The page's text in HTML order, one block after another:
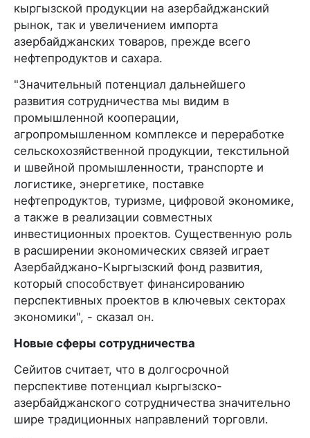
кыргызской продукции на азербайджанский
рынок, так и увеличением импорта
азербайджанских товаров, прежде всего
нефтепродуктов и сахара.
"Значительный потенциал дальнейшего
развития сотрудничества мы видим в
промышленной кооперации,
агропромышленном комплексе и переработке
сельскохозяйственной продукции, текстильной
и швейной промышленности, транспорте и
логистике, энергетике, поставке
нефтепродуктов, туризме, цифровой экономике,
а также в реализации совместных
инвестиционных проектов. Существенную роль
в расширении экономических связей играет
Азербайджано-Кыргызский фонд развития,
который способствует финансированию
перспективных проектов в ключевых секторах
экономики", - сказал он.
Новые сферы сотрудничества
Сейитов считает, что в долгосрочной
перспективе потенциал кыргызско-
азербайджанского сотрудничества значительно
шире традиционных направлений торговли.